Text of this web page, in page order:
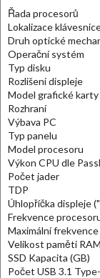
Řada procesorů
Lokalizace
Druh optické
Operační systém
Typ disku
Rozlišení displeje
Model grafické karty
Rozhraní
Výbava PC
Typ panelu
Model procesoru
Výkon CPU dle
Počet jader
TDP
Úhlopříčka displeje
Frekvence
Maximální
Velikost paměti
SSD Kapacita (GB)
Počet USB 3.1